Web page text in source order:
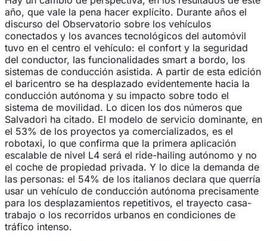
año, que vale la pena hacer explícito. Durante años el
discurso del Observatorio sobre los vehículos
conectados y los avances tecnológicos del automóvil
tuvo en el centro el vehículo: el confort y la seguridad
del conductor, las funcionalidades smart a bordo, los
sistemas de conducción asistida. A partir de esta edición
el baricentro se ha desplazado evidentemente hacia la
conducción autónoma y su impacto sobre todo el
sistema de movilidad. Lo dicen los dos números que
Salvadori ha citado. El modelo de servicio dominante, en
el 53% de los proyectos ya comercializados, es el
robotaxi, lo que confirma que la primera aplicación
escalable de nivel L4 será el ride-hailing autónomo y no
el coche de propiedad privada. Y lo dice la demanda de
las personas: el 54% de los italianos declara que querría
usar un vehículo de conducción autónoma precisamente
para los desplazamientos repetitivos, el trayecto casa-
trabajo o los recorridos urbanos en condiciones de
tráfico intenso.